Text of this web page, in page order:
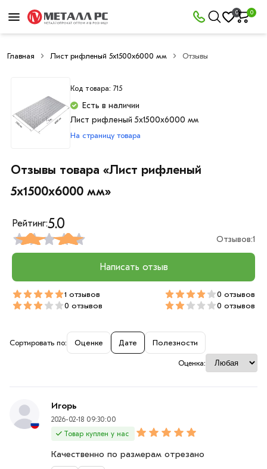
0 0
Главная Лист рифленый 5х1500х6000 мм Отзывы
Код товара: 715
Есть в наличии
Лист рифленый 5х1500х6000 мм
На страницу товара
Отзывы товара «Лист рифленый
5х1500х6000 мм»
Сортировать по: Оценке Дате Полезности
Оценка:
Игорь
2026-02-18 09:30:00
Товар куплен у нас
Качественно по размерам отрезано
Рейтинг:5.0
Отзывов:1
Написать отзыв
1 отзывов
0 отзывов
0 отзывов
0 отзывов